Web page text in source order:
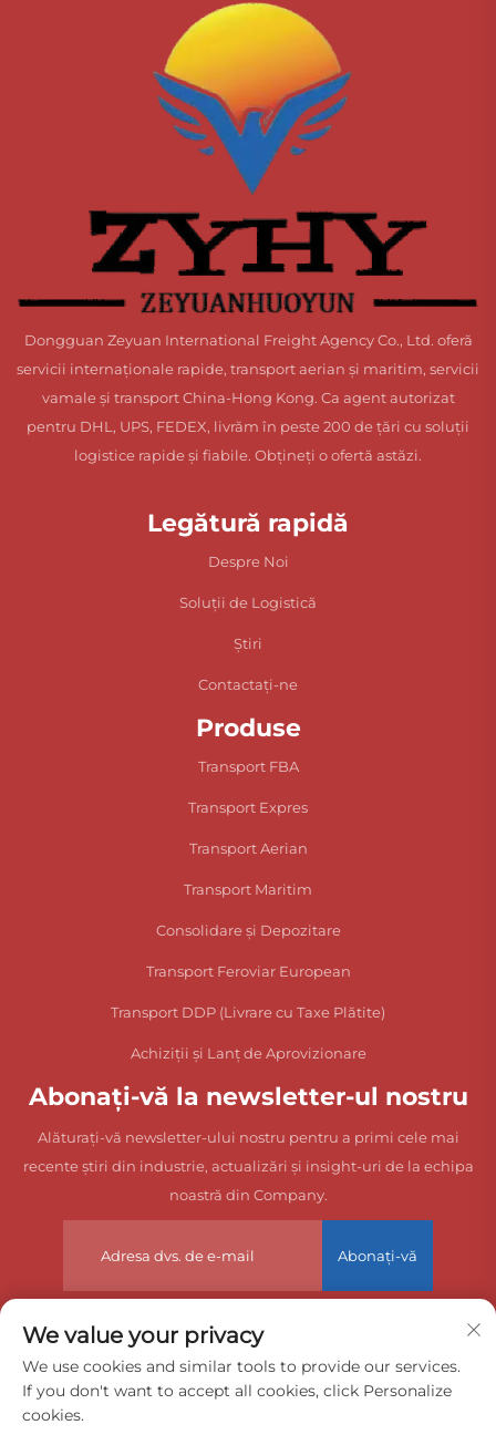
Dongguan Zeyuan International Freight Agency Co., Ltd. oferă
servicii internaționale rapide, transport aerian și maritim, servicii
vamale și transport China-Hong Kong. Ca agent autorizat
pentru DHL, UPS, FEDEX, livrăm în peste 200 de țări cu soluții
logistice rapide și fiabile. Obțineți o ofertă astăzi.
Legătură rapidă
Despre Noi
Soluții de Logistică
Știri
Contactați-ne
Produse
Transport FBA
Transport Expres
Transport Aerian
Transport Maritim
Consolidare și Depozitare
Transport Feroviar European
Transport DDP (Livrare cu Taxe Plătite)
Achiziții și Lanț de Aprovizionare
Abonați-vă la newsletter-ul nostru
Alăturați-vă newsletter-ului nostru pentru a primi cele mai
recente știri din industrie, actualizări și insight-uri de la echipa
noastră din Company.
Abonați-vă
Drepturi de autor © 2025 China Dongguan Zeyuan International
Freight Agency Co., Ltd. Toate drepturile rezervate.
We value your privacy
We use cookies and similar tools to provide our services.
If you don't want to accept all cookies, click Personalize
cookies.